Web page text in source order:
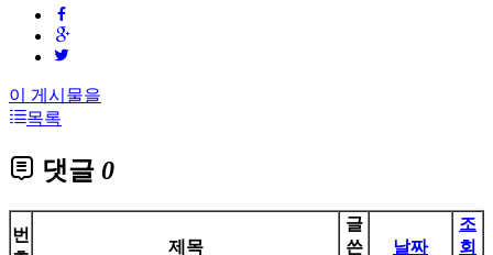
이 게시물을
목록
댓글 0
번
제목
글
쓴
날짜
조
회